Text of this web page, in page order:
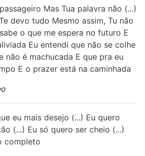
Mas Tua palavra não (...)
devo tudo Mesmo assim, Tu não
o que me espera no futuro E
Eu entendi que não se colhe
não é machucada E que pra eu
E o prazer está na caminhada
eu mais desejo (...) Eu quero
(...) Eu só quero ser cheio (...)
completo